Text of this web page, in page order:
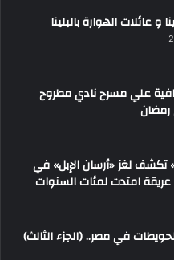
و عائلات الهوارة بالبلينا
علي مسرح نادي مطروح
تكشف لغز «أرسان الإبل» في
عريقة امتدت لمئات السنوات
في مصر.. (الجزء الثالث)